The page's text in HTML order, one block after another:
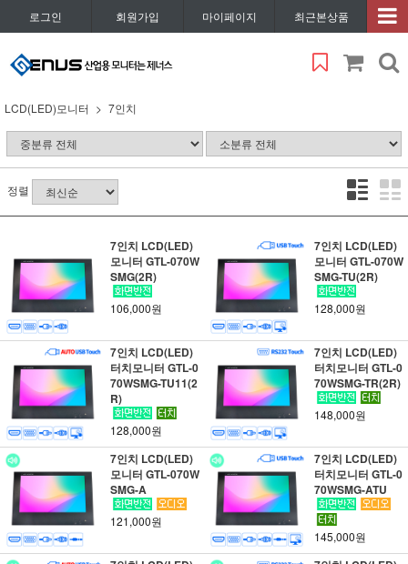
로그인 회원가입 마이페이지 최근본상품
LCD(LED)모니터 7인치
정렬
7인치 LCD(LED)
모니터 GTL-070W
SMG(2R)
106,000원
7인치 LCD(LED)
모니터 GTL-070W
SMG-TU(2R)
128,000원
7인치 LCD(LED)
터치모니터 GTL-0
70WSMG-TU11(2
R)
128,000원
7인치 LCD(LED)
터치모니터 GTL-0
70WSMG-TR(2R)
148,000원
7인치 LCD(LED)
모니터 GTL-070W
SMG-A
121,000원
7인치 LCD(LED)
터치모니터 GTL-0
70WSMG-ATU
145,000원